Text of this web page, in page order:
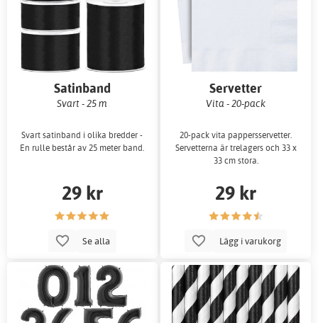
Satinband
Svart - 25 m
Svart satinband i olika bredder -
En rulle består av 25 meter band.
29 kr
Se alla
Servetter
Vita - 20-pack
20-pack vita pappersservetter.
Servetterna är trelagers och 33 x
33 cm stora.
29 kr
Lägg i varukorg